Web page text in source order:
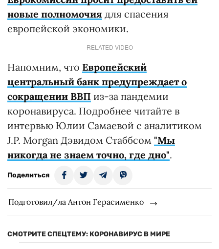
новые полномочия для спасения
европейской экономики.
RELATED VIDEO
Напомним, что Европейский
центральный банк предупреждает о
сокращении ВВП из-за пандемии
коронавируса. Подробнее читайте в
интервью Юлии Самаевой с аналитиком
J.P. Morgan Дэвидом Стаббсом "Мы
никогда не знаем точно, где дно".
Поделиться
Подготовил/ла Антон Герасименко
СМОТРИТЕ СПЕЦТЕМУ: КОРОНАВИРУС В МИРЕ